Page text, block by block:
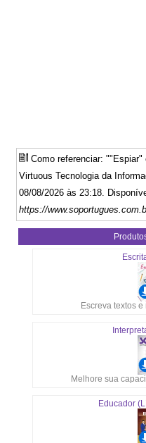
Como referenciar:
Virtuous Tecnologia da
08/08/2026 às 23:18.
https://
Escreva textos
Melhore sua
Educador